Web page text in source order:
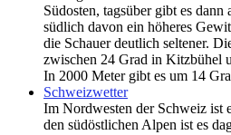
Südosten, tagsüber gibt es
südlich davon ein höheres
die Schauer deutlich seltener.
zwischen 24 Grad in Kitzbühel
In 2000 Meter gibt es um 14
Schweizwetter
Im Nordwesten der Schweiz ist
den südöstlichen Alpen ist es